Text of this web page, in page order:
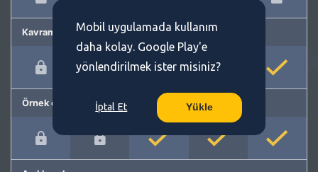
Kavram önerme
Örnek cümleler
Mobil uygulamada kullanım
daha kolay. Google Play'e
yönlendirilmek ister misiniz?
İptal Et Yükle